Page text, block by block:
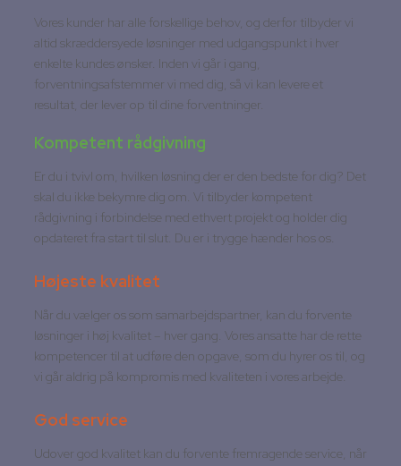
Vores kunder har alle forskellige behov, og derfor tilbyder vi
altid skræddersyede løsninger med udgangspunkt i hver
enkelte kundes ønsker. Inden vi går i gang,
forventningsafstemmer vi med dig, så vi kan levere et
resultat, der lever op til dine forventninger.
Kompetent rådgivning
Er du i tvivl om, hvilken løsning der er den bedste for dig? Det
skal du ikke bekymre dig om. Vi tilbyder kompetent
rådgivning i forbindelse med ethvert projekt og holder dig
opdateret fra start til slut. Du er i trygge hænder hos os.
Højeste kvalitet
Når du vælger os som samarbejdspartner, kan du forvente
løsninger i høj kvalitet – hver gang. Vores ansatte har de rette
kompetencer til at udføre den opgave, som du hyrer os til, og
vi går aldrig på kompromis med kvaliteten i vores arbejde.
God service
Udover god kvalitet kan du forvente fremragende service, når